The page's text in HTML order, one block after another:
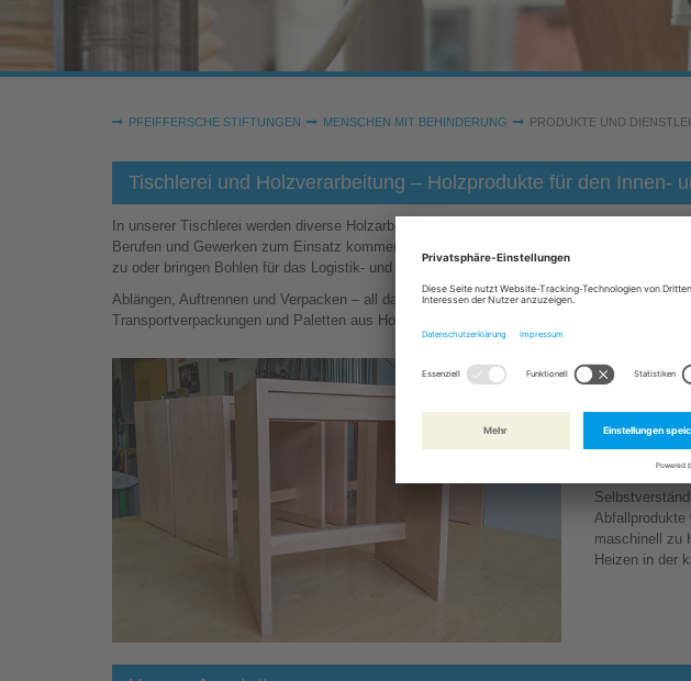
Sie sind hier:
PFEIFFERSCHE STIFTUNGEN MENSCHEN MIT BEHINDERUNG PRODUKTE UND
Tischlerei und Holzverarbeitung – Holzprodukte für den Innen-
In unserer Tischlerei werden diverse Holzarbeiten im großen und kleinen Maßstab
Berufen und Gewerken zum Einsatz kommen: Beispielsweise schneiden wir
zu oder bringen Bohlen für das Logistik- und Versandgewerbe in die gewünschten Längen
Ablängen, Auftrennen und Verpacken – all das gehört für unsere Mitarbeiter zum
Transportverpackungen und Paletten aus Holz.
Getischlert
bei uns
Privat- und
Abfallprodukte
maschinell zu
Heizen in der